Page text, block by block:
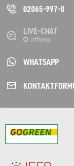
02065-997-0
LIVE-CHAT
WHATSAPP